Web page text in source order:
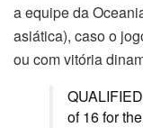
a equipe da
asiática), caso o
ou com vitória
of 16 for